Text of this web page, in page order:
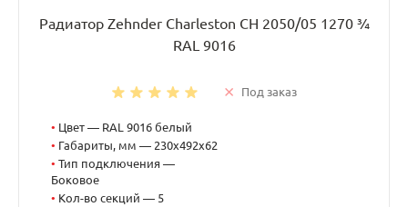
Радиатор Zehnder Charleston CH 2050/05 1270 ¾
RAL 9016
Под заказ
• Цвет — RAL 9016 белый
• Габариты, мм — 230x492x62
• Тип подключения —
Боковое
• Кол-во секций — 5